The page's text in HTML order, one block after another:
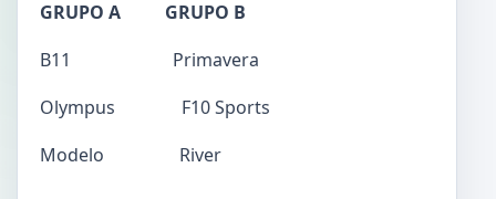
GRUPO A
GRUPO B
B11 Primavera
Olympus F10 Sports
Modelo River